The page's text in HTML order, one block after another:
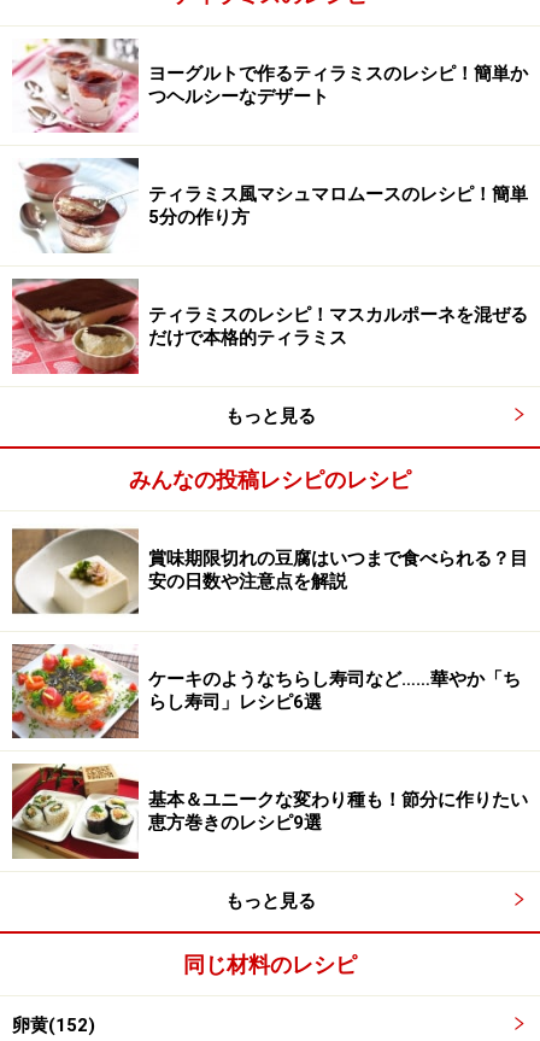
2
卵白とグラニュー糖でメレンゲを作る
卵白をハンドミキサーを使って泡立てる。グラニュー糖
（20g）を2回に分けて加え、安定したメレンゲを作る。
3
1と2、そして薄力粉を合わせる
て入れ、混ぜる。マーブル状に混ざったところで、ふる
ヨーグルトで作るティラミスのレシピ！簡単か
つヘルシーなデザート
ティラミス風マシュマロムースのレシピ！簡単
5分の作り方
ティラミスのレシピ！マスカルポーネを混ぜる
だけで本格的ティラミス
もっと見る
みんなの投稿レシピのレシピ
賞味期限切れの豆腐はいつまで食べられる？目
安の日数や注意点を解説
ケーキのようなちらし寿司など……華やか「ち
らし寿司」レシピ6選
基本＆ユニークな変わり種も！節分に作りたい
恵方巻きのレシピ9選
もっと見る
同じ材料のレシピ
卵黄(152)